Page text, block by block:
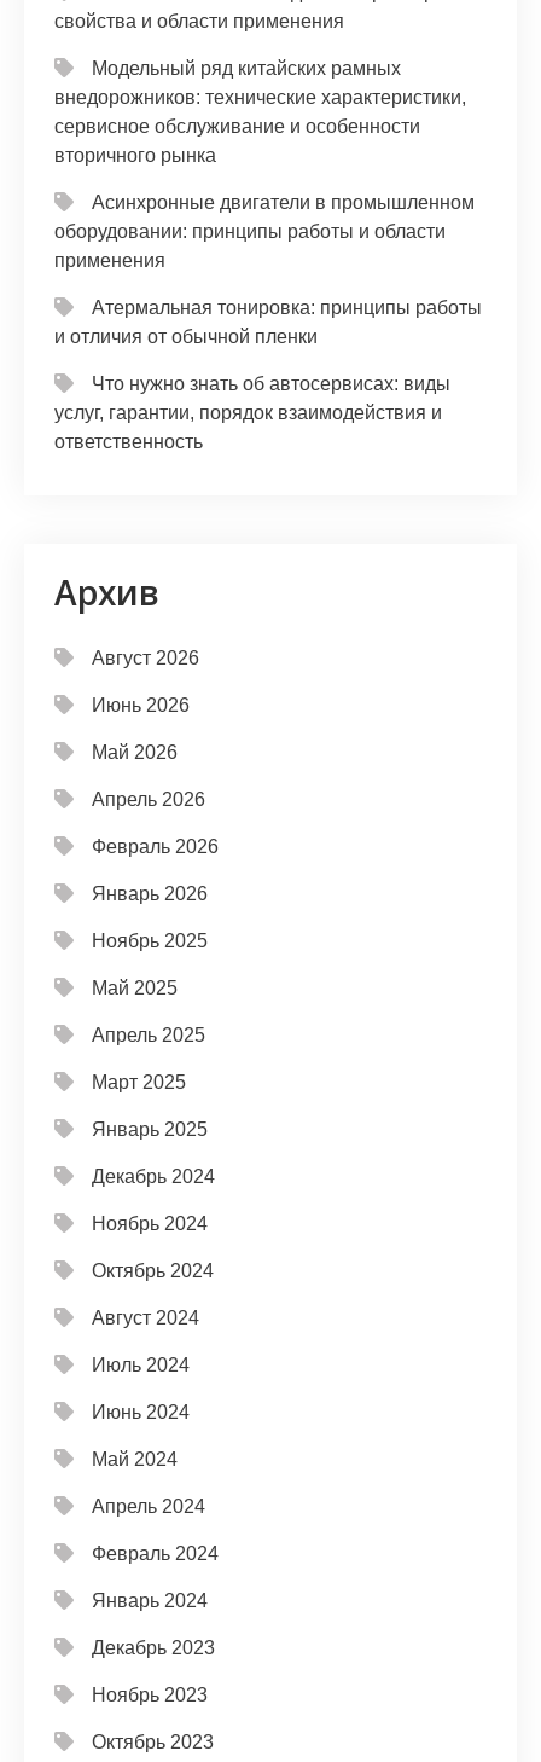
свойства и области применения
Модельный ряд китайских рамных
внедорожников: технические характеристики,
сервисное обслуживание и особенности
вторичного рынка
Асинхронные двигатели в промышленном
оборудовании: принципы работы и области
применения
Атермальная тонировка: принципы работы
и отличия от обычной пленки
Что нужно знать об автосервисах: виды
услуг, гарантии, порядок взаимодействия и
ответственность
Архив
Август 2026
Июнь 2026
Май 2026
Апрель 2026
Февраль 2026
Январь 2026
Ноябрь 2025
Май 2025
Апрель 2025
Март 2025
Январь 2025
Декабрь 2024
Ноябрь 2024
Октябрь 2024
Август 2024
Июль 2024
Июнь 2024
Май 2024
Апрель 2024
Февраль 2024
Январь 2024
Декабрь 2023
Ноябрь 2023
Октябрь 2023